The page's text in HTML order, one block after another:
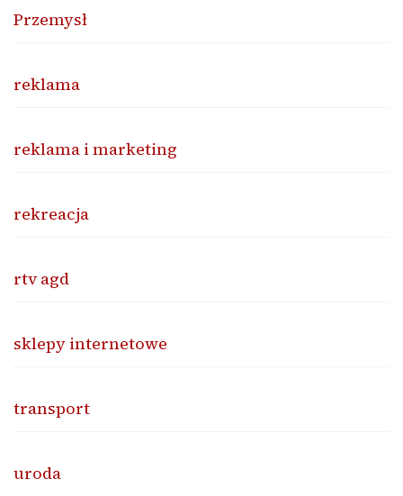
Przemysł
reklama
reklama i marketing
rekreacja
rtv agd
sklepy internetowe
transport
uroda